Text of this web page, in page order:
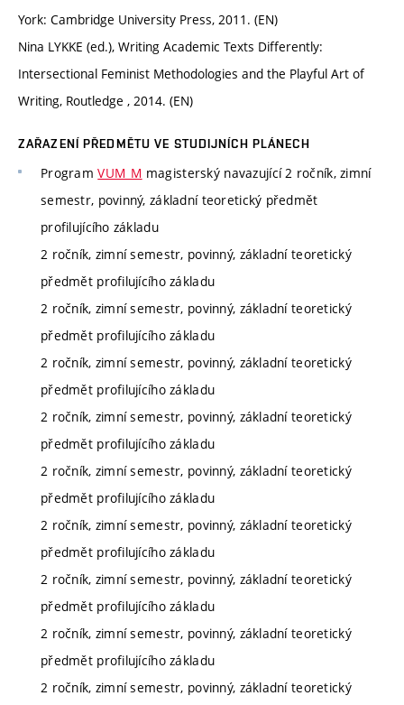
York: Cambridge University Press, 2011. (EN)
Nina LYKKE (ed.), Writing Academic Texts Differently:
Intersectional Feminist Methodologies and the Playful Art of
Writing, Routledge , 2014. (EN)
ZAŘAZENÍ PŘEDMĚTU VE STUDIJNÍCH PLÁNECH
ProgramVUM_M magisterský navazující 2 ročník, zimní
semestr, povinný, základní teoretický předmět
profilujícího základu
2 ročník, zimní semestr, povinný, základní teoretický
předmět profilujícího základu
2 ročník, zimní semestr, povinný, základní teoretický
předmět profilujícího základu
2 ročník, zimní semestr, povinný, základní teoretický
předmět profilujícího základu
2 ročník, zimní semestr, povinný, základní teoretický
předmět profilujícího základu
2 ročník, zimní semestr, povinný, základní teoretický
předmět profilujícího základu
2 ročník, zimní semestr, povinný, základní teoretický
předmět profilujícího základu
2 ročník, zimní semestr, povinný, základní teoretický
předmět profilujícího základu
2 ročník, zimní semestr, povinný, základní teoretický
předmět profilujícího základu
2 ročník, zimní semestr, povinný, základní teoretický